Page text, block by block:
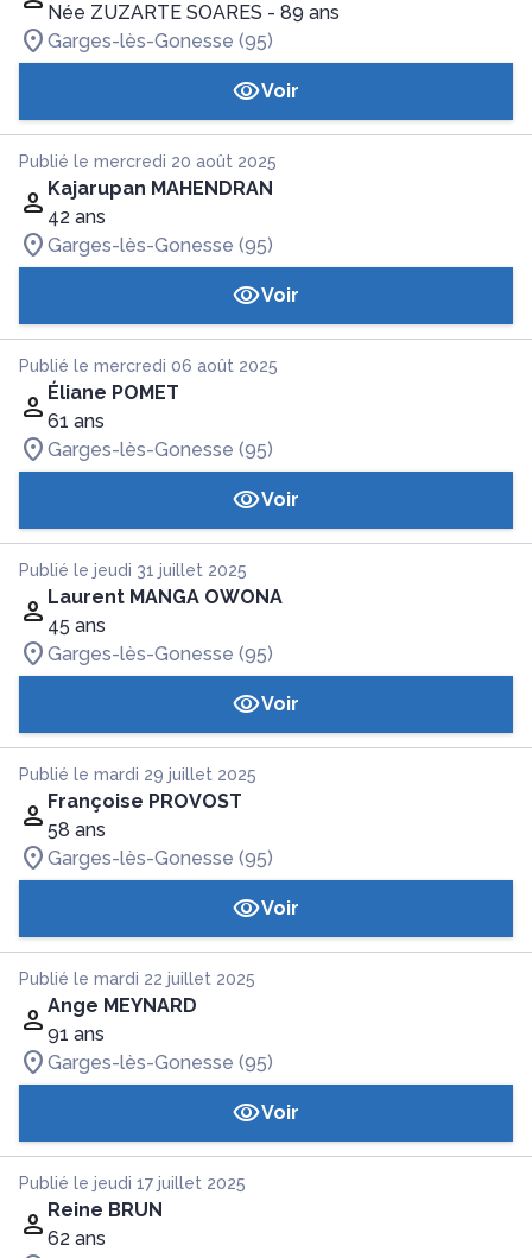
Née ZUZARTE SOARES - 89 ans
Garges-lès-Gonesse (95)
Voir
Publié le mercredi 20 août 2025
Kajarupan MAHENDRAN
42 ans
Garges-lès-Gonesse (95)
Voir
Publié le mercredi 06 août 2025
Éliane POMET
61 ans
Garges-lès-Gonesse (95)
Voir
Publié le jeudi 31 juillet 2025
Laurent MANGA OWONA
45 ans
Garges-lès-Gonesse (95)
Voir
Publié le mardi 29 juillet 2025
Françoise PROVOST
58 ans
Garges-lès-Gonesse (95)
Voir
Publié le mardi 22 juillet 2025
Ange MEYNARD
91 ans
Garges-lès-Gonesse (95)
Voir
Publié le jeudi 17 juillet 2025
Reine BRUN
62 ans